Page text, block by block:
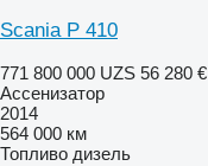
Scania P 410
771 800 000 UZS 56 280 €
Ассенизатор
2014
564 000 км
Топливо дизель